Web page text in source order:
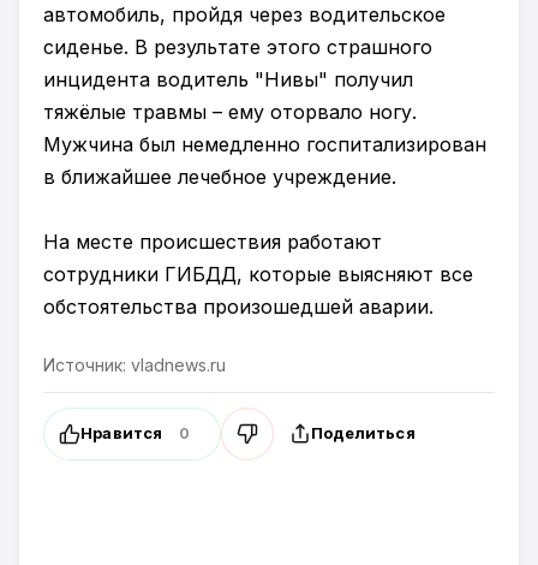
автомобиль, пройдя через водительское
сиденье. В результате этого страшного
инцидента водитель "Нивы" получил
тяжёлые травмы – ему оторвало ногу.
Мужчина был немедленно госпитализирован
в ближайшее лечебное учреждение.
На месте происшествия работают
сотрудники ГИБДД, которые выясняют все
обстоятельства произошедшей аварии.
Источник: vladnews.ru
Нравится 0 Поделиться